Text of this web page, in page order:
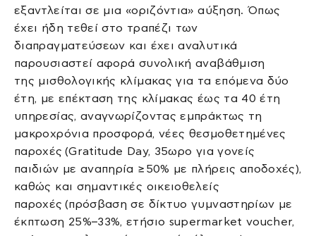
εξαντλείται σε μια «οριζόντια» αύξηση. Όπως
έχει ήδη τεθεί στο τραπέζι των
διαπραγματεύσεων και έχει αναλυτικά
παρουσιαστεί αφορά συνολική αναβάθμιση
της μισθολογικής κλίμακας για τα επόμενα δύο
έτη, με επέκταση της κλίμακας έως τα 40 έτη
υπηρεσίας, αναγνωρίζοντας εμπράκτως τη
μακροχρόνια προσφορά, νέες θεσμοθετημένες
παροχές (Gratitude Day, 35ωρο για γονείς
παιδιών με αναπηρία ≥50% με πλήρεις αποδοχές),
καθώς και σημαντικές οικειοθελείς
παροχές (πρόσβαση σε δίκτυο γυμναστηρίων με
έκπτωση 25%–33%, ετήσιο supermarket voucher,